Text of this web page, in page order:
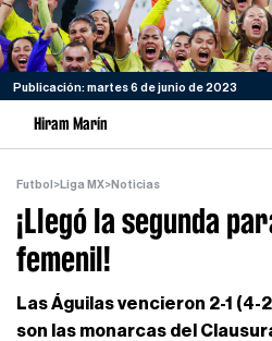
Publicación: martes 6 de junio de 2023
Hiram Marín
Futbol >Liga MX>Noticias
¡Llegó la segunda
femenil!
Las Águilas vencieron 2-1 (4-
son las monarcas del